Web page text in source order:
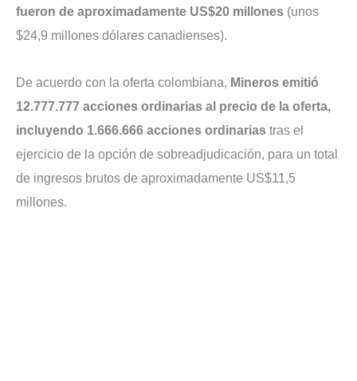
fueron de aproximadamente US$20 millones (unos
$24,9 millones dólares canadienses).
De acuerdo con la oferta colombiana, Mineros emitió
12.777.777 acciones ordinarias al precio de la oferta,
incluyendo 1.666.666 acciones ordinarias tras el
ejercicio de la opción de sobreadjudicación, para un total
de ingresos brutos de aproximadamente US$11,5
millones.